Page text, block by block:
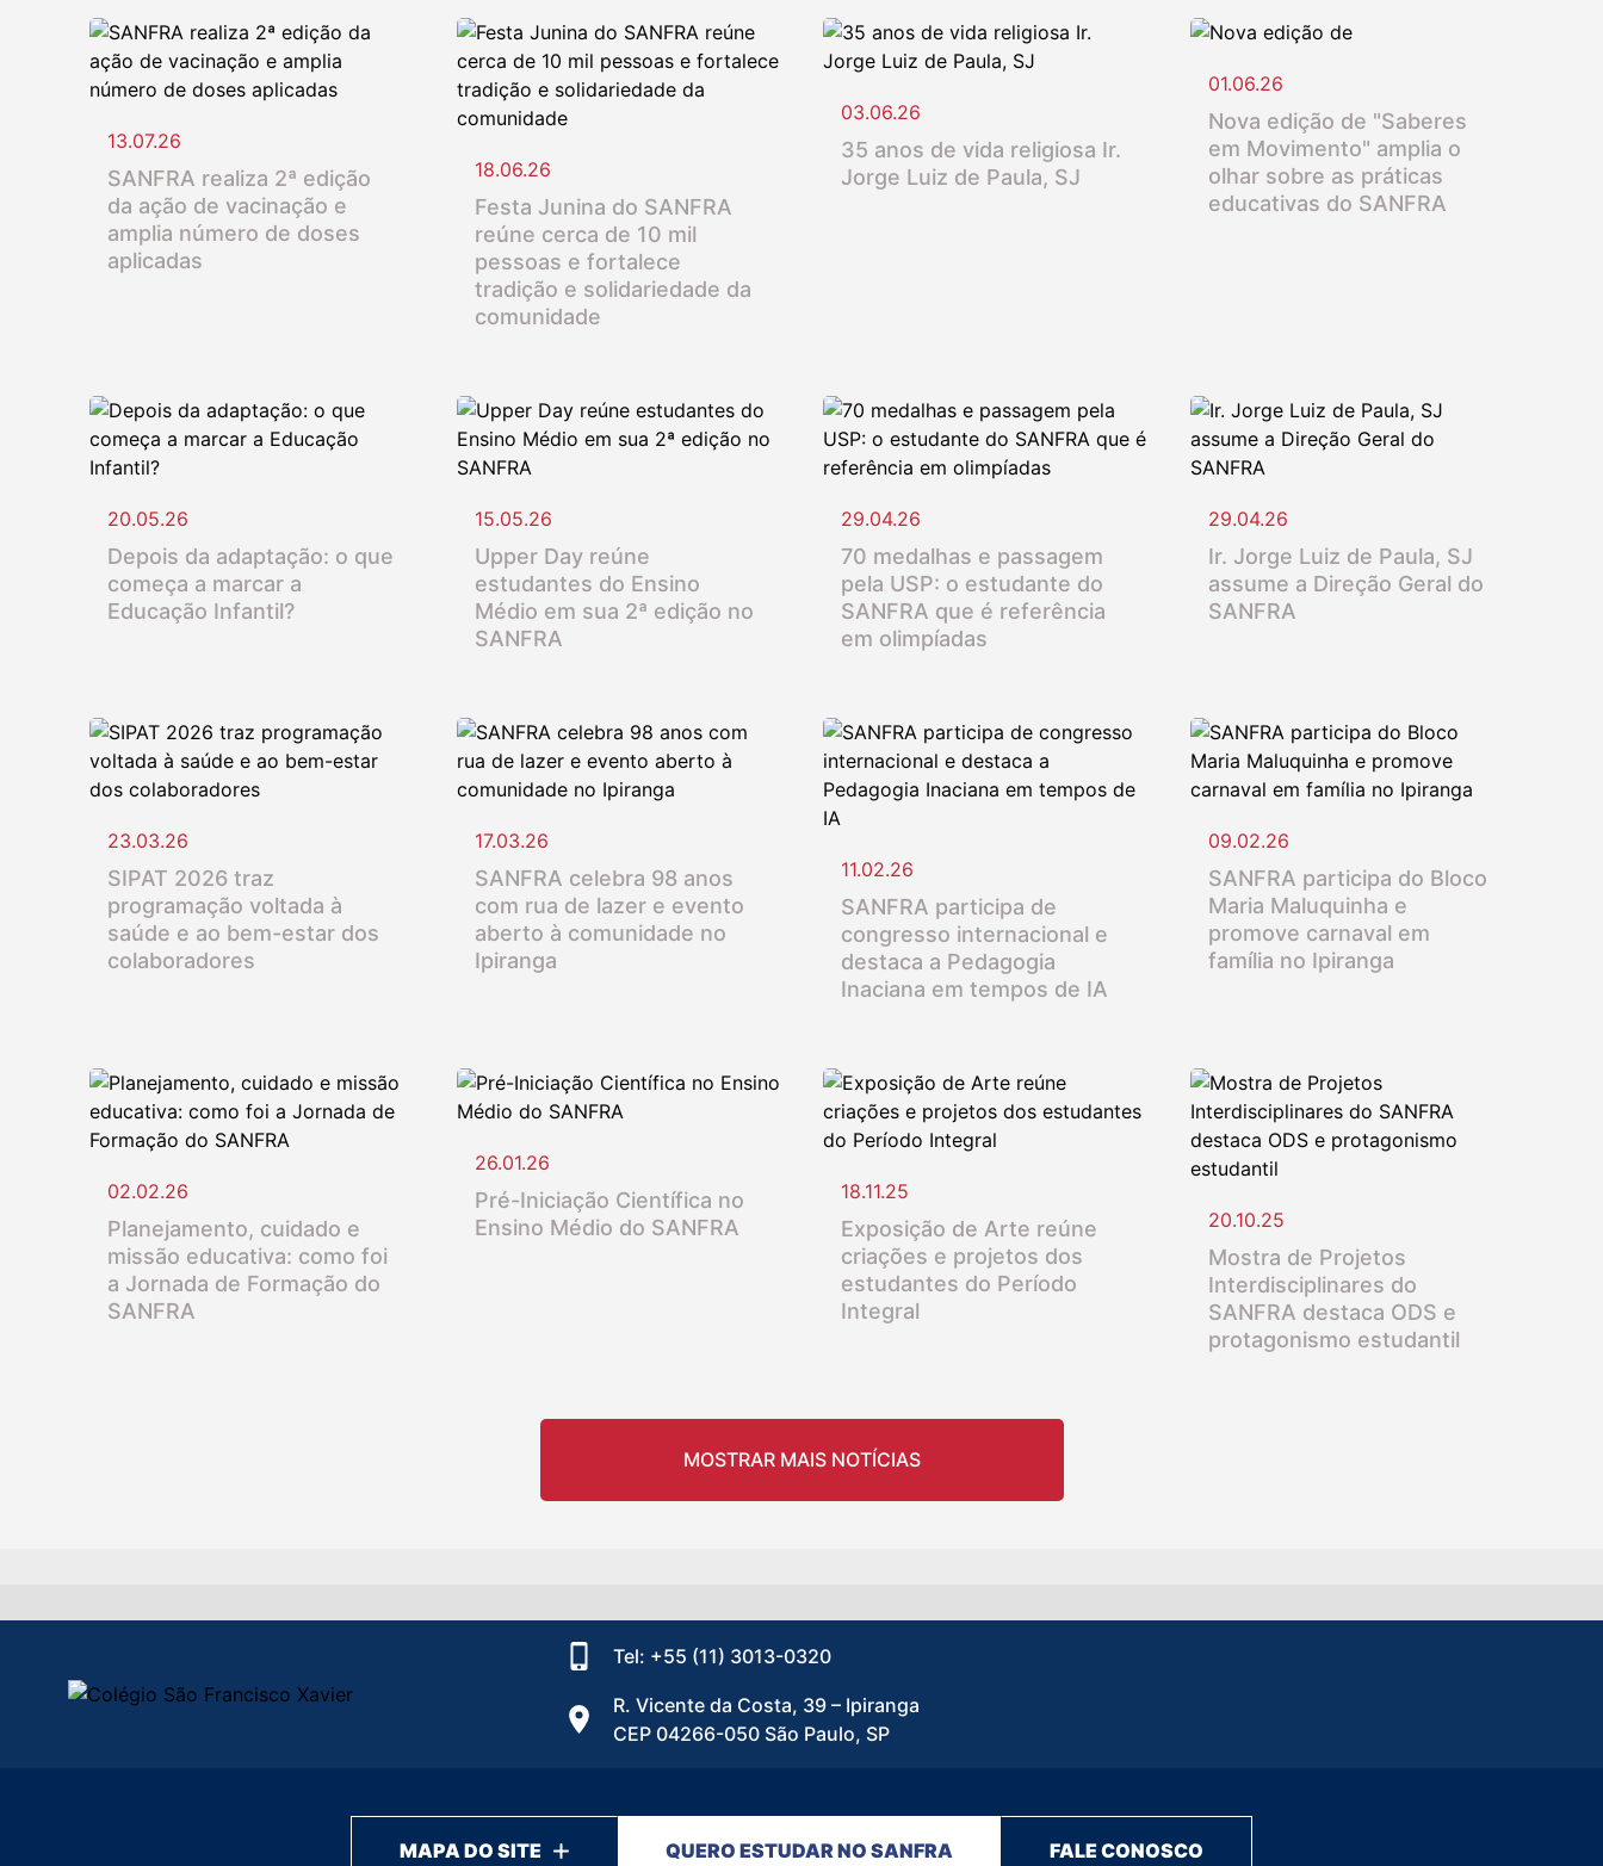
13.07.26
SANFRA realiza 2ª edição
da ação de vacinação e
amplia número de doses
aplicadas
18.06.26
Festa Junina do SANFRA
reúne cerca de 10 mil
pessoas e fortalece
tradição e solidariedade da
comunidade
03.06.26
35 anos de vida religiosa Ir.
Jorge Luiz de Paula, SJ
01.06.26
Nova edição de "Saberes
em Movimento" amplia o
olhar sobre as práticas
educativas do SANFRA
20.05.26
Depois da adaptação: o que
começa a marcar a
Educação Infantil?
15.05.26
Upper Day reúne
estudantes do Ensino
Médio em sua 2ª edição no
SANFRA
29.04.26
70 medalhas e passagem
pela USP: o estudante do
SANFRA que é referência
em olimpíadas
29.04.26
Ir. Jorge Luiz de Paula, SJ
assume a Direção Geral do
SANFRA
23.03.26
SIPAT 2026 traz
programação voltada à
saúde e ao bem-estar dos
colaboradores
17.03.26
SANFRA celebra 98 anos
com rua de lazer e evento
aberto à comunidade no
Ipiranga
11.02.26
SANFRA participa de
congresso internacional e
destaca a Pedagogia
Inaciana em tempos de IA
09.02.26
SANFRA participa do Bloco
Maria Maluquinha e
promove carnaval em
família no Ipiranga
02.02.26
Planejamento, cuidado e
missão educativa: como foi
a Jornada de Formação do
SANFRA
26.01.26
Pré-Iniciação Científica no
Ensino Médio do SANFRA
18.11.25
Exposição de Arte reúne
criações e projetos dos
estudantes do Período
Integral
20.10.25
Mostra de Projetos
Interdisciplinares do
SANFRA destaca ODS e
protagonismo estudantil
MOSTRAR MAIS NOTÍCIAS
Tel: +55 (11) 3013-0320
R. Vicente da Costa, 39 – Ipiranga
CEP 04266-050 São Paulo, SP
MAPA DO SITE QUERO ESTUDAR NO SANFRA FALE CONOSCO